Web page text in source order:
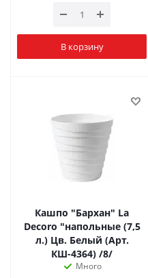
В корзину
Кашпо "Бархан" La
Decoro "напольные (7,5
л.) Цв. Белый (Арт.
КШ-4364) /8/
Много